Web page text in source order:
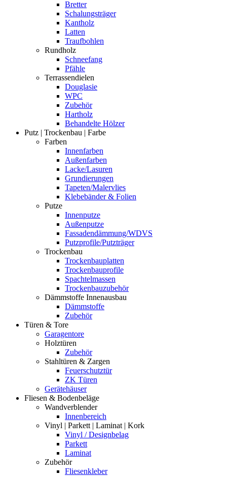
Bretter
Schalungsträger
Kantholz
Latten
Traufbohlen
Rundholz
Schneefang
Pfähle
Terrassendielen
Douglasie
WPC
Zubehör
Hartholz
Behandelte Hölzer
Putz | Trockenbau | Farbe
Farben
Innenfarben
Außenfarben
Lacke/Lasuren
Grundierungen
Tapeten/Malervlies
Klebebänder & Folien
Putze
Innenputze
Außenputze
Fassadendämmung/WDVS
Putzprofile/Putzträger
Trockenbau
Trockenbauplatten
Trockenbauprofile
Spachtelmassen
Trockenbauzubehör
Dämmstoffe Innenausbau
Dämmstoffe
Zubehör
Türen & Tore
Garagentore
Holztüren
Zubehör
Stahltüren & Zargen
Feuerschutztür
ZK Türen
Gerätehäuser
Fliesen & Bodenbeläge
Wandverblender
Innenbereich
Vinyl | Parkett | Laminat | Kork
Vinyl / Designbelag
Parkett
Laminat
Zubehör
Fliesenkleber